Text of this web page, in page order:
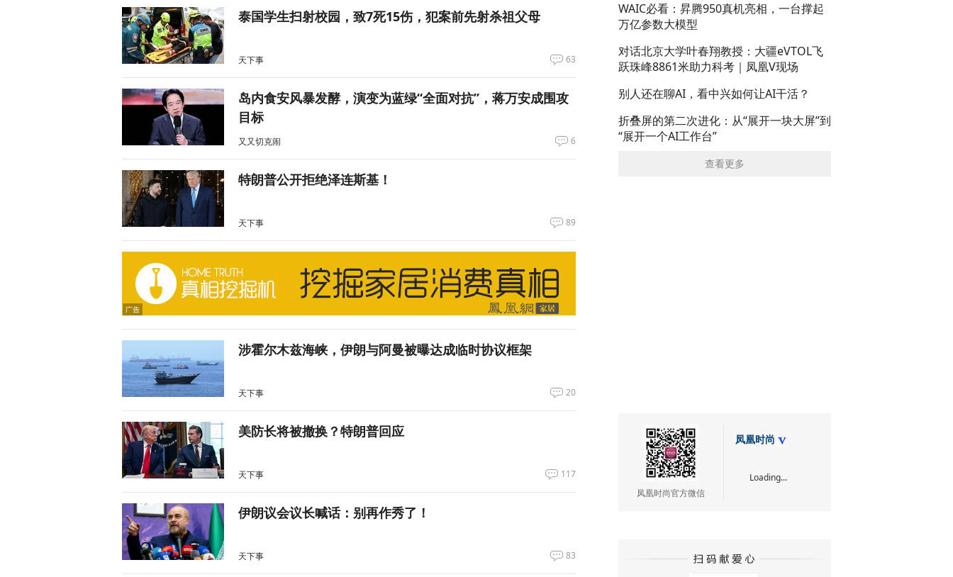
泰国学生扫射校园，致7死15伤，犯案前先射杀祖父母
天下事 63
岛内食安风暴发酵，演变为蓝绿“全面对抗”，蒋万安成围攻
目标
又又切克闹 6
特朗普公开拒绝泽连斯基！
天下事 89
涉霍尔木兹海峡，伊朗与阿曼被曝达成临时协议框架
天下事 20
美防长将被撤换？特朗普回应
天下事 117
伊朗议会议长喊话：别再作秀了！
天下事 83
WAIC必看：昇腾950真机亮相，一台撑起
万亿参数大模型
对话北京大学叶春翔教授：大疆eVTOL飞
跃珠峰8861米助力科考｜凤凰V现场
别人还在聊AI，看中兴如何让AI干活？
折叠屏的第二次进化：从“展开一块大屏”到
“展开一个AI工作台”
查看更多
凤凰时尚官方微信
凤凰时尚
Loading...